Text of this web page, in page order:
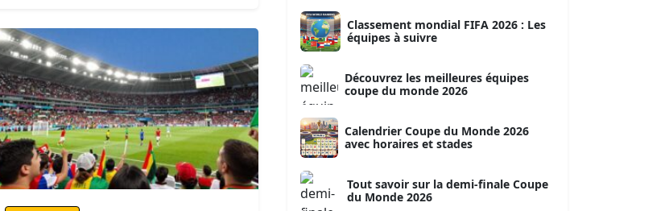
Classement mondial FIFA 2026 : Les
équipes à suivre
Découvrez les meilleures équipes
coupe du monde 2026
Calendrier Coupe du Monde 2026
avec horaires et stades
Tout savoir sur la demi-finale Coupe
du Monde 2026